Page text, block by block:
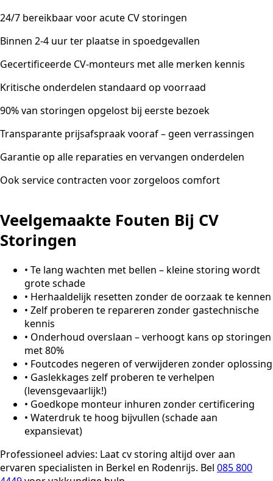
24/7 bereikbaar voor acute CV storingen
Binnen 2-4 uur ter plaatse in spoedgevallen
Gecertificeerde CV-monteurs met alle merken kennis
Kritische onderdelen standaard op voorraad
90% van storingen opgelost bij eerste bezoek
Transparante prijsafspraak vooraf – geen verrassingen
Garantie op alle reparaties en vervangen onderdelen
Ook service contracten voor zorgeloos comfort
Veelgemaakte Fouten Bij CV
Storingen
• Te lang wachten met bellen – kleine storing wordt
grote schade
• Herhaaldelijk resetten zonder de oorzaak te kennen
• Zelf proberen te repareren zonder gastechnische
kennis
• Onderhoud overslaan – verhoogt kans op storingen
met 80%
• Foutcodes negeren of verwijderen zonder oplossing
• Gaslekkages zelf proberen te verhelpen
(levensgevaarlijk!)
• Goedkope monteur inhuren zonder certificering
• Waterdruk te hoog bijvullen (schade aan
expansievat)
Professioneel advies: Laat cv storing altijd over aan
ervaren specialisten in Berkel en Rodenrijs. Bel 085 800